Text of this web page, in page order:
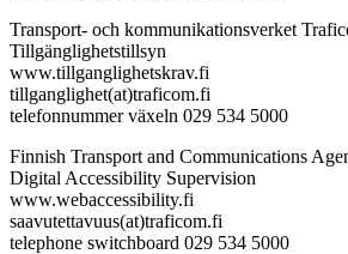
Transport- och kommunikationsverket
Tillgänglighetstillsyn
www.tillganglighetskrav.fi
tillganglighet(at)traficom.fi
telefonnummer växeln 029 534 5000
Finnish Transport and Communications
Digital Accessibility Supervision
www.webaccessibility.fi
saavutettavuus(at)traficom.fi
telephone switchboard 029 534 5000